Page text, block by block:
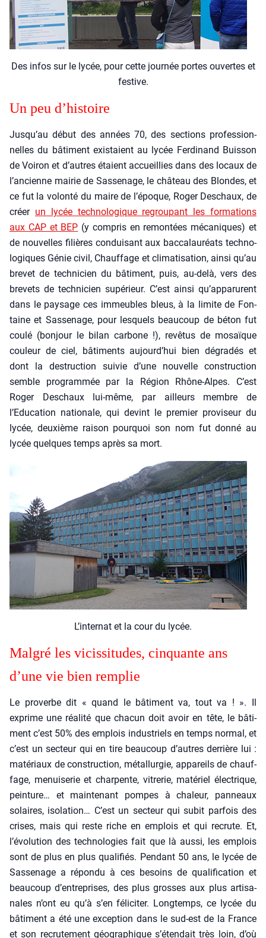
Des infos sur le lycée, pour cette jour­née portes ouvertes et
fes­tive.
Un peu d’histoire
Jusqu’au début des années 70, des sec­tions pro­fes­sion­
nelles du bâti­ment exis­taient au lycée Fer­di­nand Buis­son
de Voi­ron et d’autres étaient accueillies dans des locaux de
l’ancienne mai­rie de Sas­se­nage, le châ­teau des Blondes, et
ce fut la volon­té du maire de l’époque, Roger Des­chaux, de
créer un lycée tech­no­lo­gique regrou­pant les for­ma­tions
aux CAP et BEP (y com­pris en remon­tées méca­niques) et
de nou­velles filières condui­sant aux bac­ca­lau­réats tech­no­
lo­giques Génie civil, Chauf­fage et cli­ma­ti­sa­tion, ain­si qu’au
bre­vet de tech­ni­cien du bâti­ment, puis, au-delà, vers des
bre­vets de tech­ni­cien supé­rieur. C’est ain­si qu’apparurent
dans le pay­sage ces immeubles bleus, à la limite de Fon­
taine et Sas­se­nage, pour les­quels beau­coup de béton fut
cou­lé (bon­jour le bilan car­bone !), revê­tus de mosaïque
cou­leur de ciel, bâti­ments aujourd’hui bien dégra­dés et
dont la des­truc­tion sui­vie d’une nou­velle construc­tion
semble pro­gram­mée par la Région Rhône-Alpes. C’est
Roger Des­chaux lui-même, par ailleurs membre de
l’Education natio­nale, qui devint le pre­mier pro­vi­seur du
lycée, deuxième rai­son pour­quoi son nom fut don­né au
lycée quelques temps après sa mort.
L’in­ter­nat et la cour du lycée.
Mal­gré les vicis­si­tudes, cin­quante ans
d’une vie bien rem­plie
Le pro­verbe dit « quand le bâti­ment va, tout va ! ». Il
exprime une réa­li­té que cha­cun doit avoir en tête, le bâti­
ment c’est 50% des emplois indus­triels en temps nor­mal, et
c’est un sec­teur qui en tire beau­coup d’autres der­rière lui :
maté­riaux de construc­tion, métal­lur­gie, appa­reils de chauf­
fage, menui­se­rie et char­pente, vitre­rie, maté­riel élec­trique,
pein­ture… et main­te­nant pompes à cha­leur, pan­neaux
solaires, iso­la­tion… C’est un sec­teur qui subit par­fois des
crises, mais qui reste riche en emplois et qui recrute. Et,
l’évolution des tech­no­lo­gies fait que là aus­si, les emplois
sont de plus en plus qua­li­fiés. Pen­dant 50 ans, le lycée de
Sas­se­nage a répon­du à ces besoins de qua­li­fi­ca­tion et
beau­coup d’entreprises, des plus grosses aux plus arti­sa­
nales n’ont eu qu’à s’en féli­ci­ter. Long­temps, ce lycée du
bâti­ment a été une excep­tion dans le sud-est de la France
et son recru­te­ment géo­gra­phique s’étendait très loin, d’où